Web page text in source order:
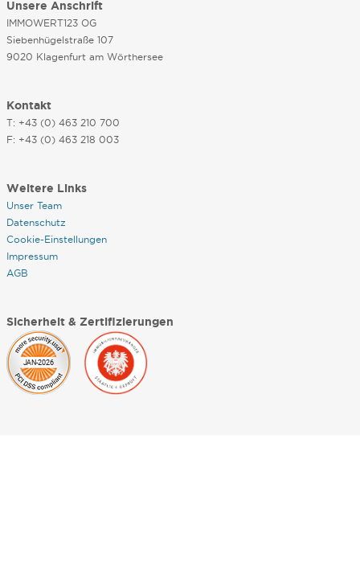
Unsere Anschrift
IMMOWERT123 OG
Siebenhügelstraße 107
9020 Klagenfurt am Wörthersee
Kontakt
T: +43 (0) 463 210 700
F: +43 (0) 463 218 003
Weitere Links
Unser Team
Datenschutz
Cookie-Einstellungen
Impressum
AGB
Sicherheit & Zertifizierungen